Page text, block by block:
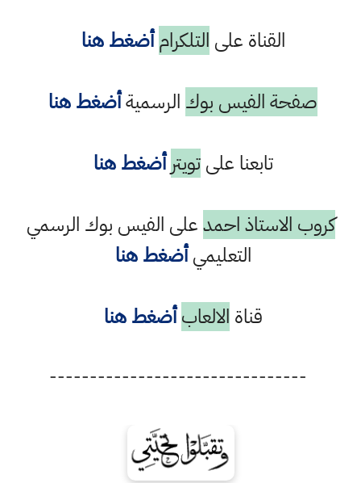
القناة على التلكرام أضغط هنا
صفحة الفيس بوك الرسميةأضغط هنا
تابعنا علىتويتر أضغط هنا
كروب الاستاذ احمدعلى الفيس بوك الرسمي
التعليميأضغط هنا
قناة الالعاب أضغط هنا
--------------------------------